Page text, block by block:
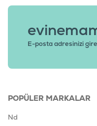
E-posta adresinizi
POPÜLER MARKALAR
Nd